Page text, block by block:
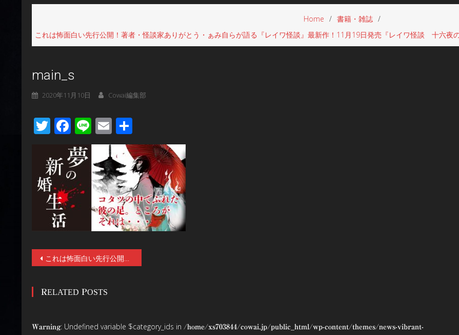
Home
書籍・雑誌
これは怖面白い先行公開！著者・怪談家ありがとう・ぁみ自らが語る『レイワ怪談』最新作！11月19日発売『レイワ怪談 十六夜
main_s
2020年11月10日 Cowai編集部
Twitter
Facebook
LineEmail
有
投
ナ
これは怖面白い先行公開！著者・怪談家ありがとう・ぁみ自らが語る『レイワ怪談』最新作！11月19日発売『レイワ怪談 十六夜の章』原作バージョンの無料動画配信がスタート！
RELATED POSTS
Warning: Undefined variable $category_ids in /home/xs703844/cowai.jp/public_html/wp-content/themes/news-vibrant-